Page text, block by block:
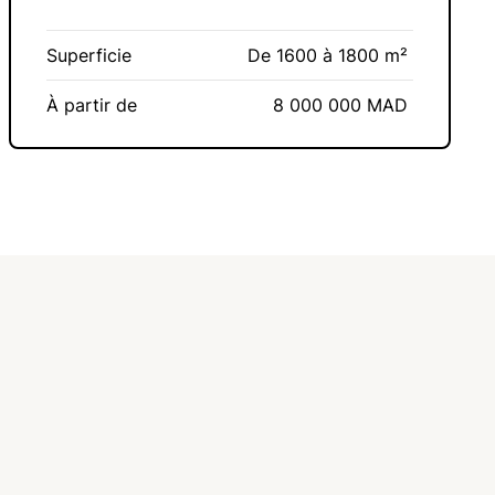
Superficie De 1600 à 1800 m²
À partir de 8 000 000 MAD